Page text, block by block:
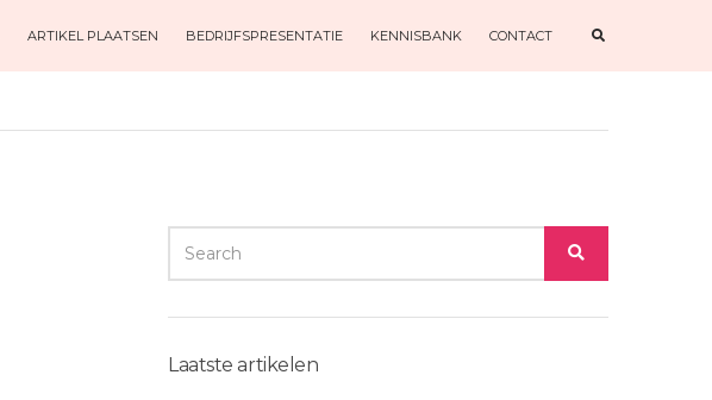
ARTIKEL PLAATSEN BEDRIJFSPRESENTATIE KENNISBANK CONTACT
A
E
SEARCH
FOR:
SEARCH
Laatste artikelen